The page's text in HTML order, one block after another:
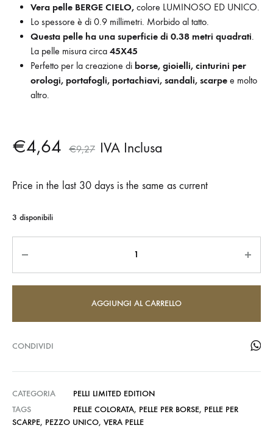
Vera pelle BERGE CIELO, colore LUMINOSO ED UNICO.
Lo spessore è di 0.9 millimetri. Morbido al tatto.
Questa pelle ha una superficie di 0.38 metri quadrati.
La pelle misura circa 45X45
Perfetto per la creazione di borse, gioielli, cinturini per
orologi, portafogli, portachiavi, sandali, scarpe e molto
altro.
€4,64 €9,27 IVA Inclusa
Price in the last 30 days is the same as current
3 disponibili
AGGIUNGI AL CARRELLO
CONDIVIDI
CATEGORIA
PELLI LIMITED EDITION
TAGS
PELLE COLORATA, PELLE PER BORSE, PELLE PER
SCARPE, PEZZO UNICO, VERA PELLE